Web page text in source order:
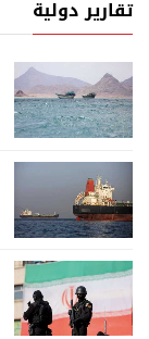
تقارير دولية